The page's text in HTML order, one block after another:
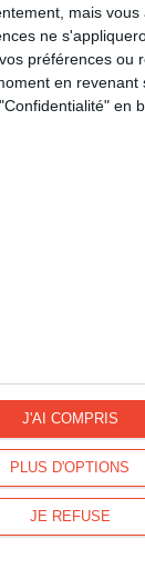
mais
ne
préférences ou
en revenant
en
PLUS D'OPTIONS
JE REFUSE
J'AI COMPRIS
Sexualité
des cartes pour toutes
des fêtes, découvrez le